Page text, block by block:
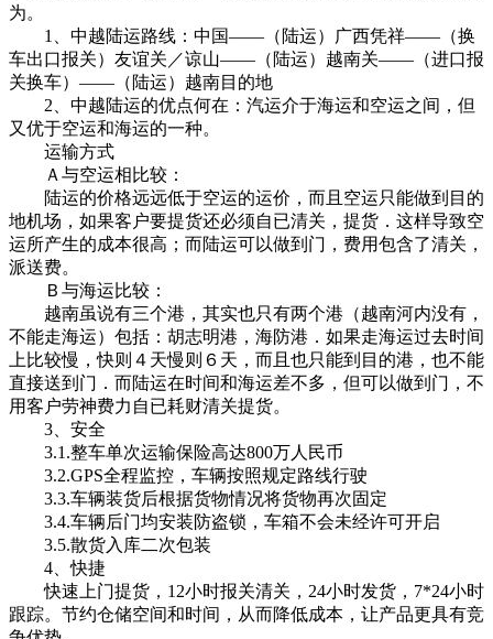
为。
1、中越陆运路线：中国——（陆运）广西凭祥——（换
车出口报关）友谊关／谅山——（陆运）越南关——（进口报
关换车）——（陆运）越南目的地
2、中越陆运的优点何在：汽运介于海运和空运之间，但
又优于空运和海运的一种。
运输方式
Ａ与空运相比较：
陆运的价格远远低于空运的运价，而且空运只能做到目的
地机场，如果客户要提货还必须自已清关，提货．这样导致空
运所产生的成本很高；而陆运可以做到门，费用包含了清关，
派送费。
Ｂ与海运比较：
越南虽说有三个港，其实也只有两个港（越南河内没有，
不能走海运）包括：胡志明港，海防港．如果走海运过去时间
上比较慢，快则４天慢则６天，而且也只能到目的港，也不能
直接送到门．而陆运在时间和海运差不多，但可以做到门，不
用客户劳神费力自已耗财清关提货。
3、安全
3.1.整车单次运输保险高达800万人民币
3.2.GPS全程监控，车辆按照规定路线行驶
3.3.车辆装货后根据货物情况将货物再次固定
3.4.车辆后门均安装防盗锁，车箱不会未经许可开启
3.5.散货入库二次包装
4、快捷
快速上门提货，12小时报关清关，24小时发货，7*24小时
跟踪。节约仓储空间和时间，从而降低成本，让产品更具有竞